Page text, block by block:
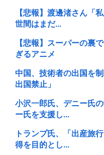
【悲報】渡邊渚さん「
世間はまだ...
【悲報】スーパーの裏
ぎるアニメ
中国、技術者の出国を
出国禁止」
小沢一郎氏、デニー氏
ー氏を支援し...
トランプ氏、「出産旅
得を目的とし...